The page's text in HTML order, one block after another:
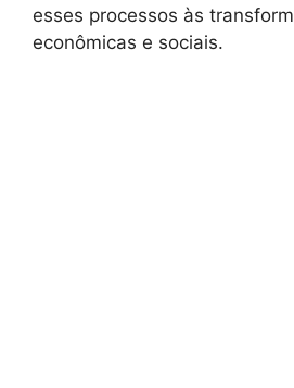
esses processos às
econômicas e sociais.